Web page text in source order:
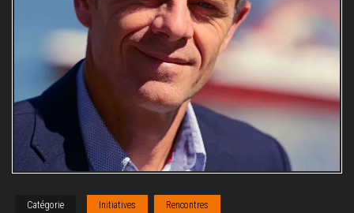
Catégorie Initiatives Rencontres